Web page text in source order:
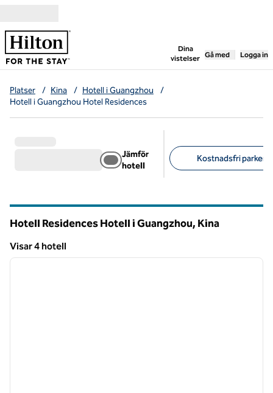
Dina
vistelser
,öppnar ny flik
Gå med Logga in
Platser / Kina / Hotell i Guangzhou
/
Hotell i Guangzhou Hotel Residences
Jämför
hotell
Kostnadsfri
Hotell Residences Hotell i Guangzhou, Kina
Visar 4 hotell
Visar 4 hotell
1 av 7
nästa